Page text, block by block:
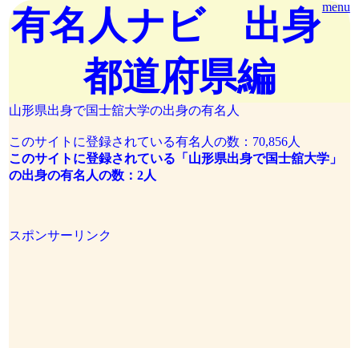
menu
有名人ナビ 出身
都道府県編
山形県出身で国士舘大学の出身の有名人
このサイトに登録されている有名人の数：70,856人
このサイトに登録されている「山形県出身で国士舘大学」
の出身の有名人の数：2人
スポンサーリンク